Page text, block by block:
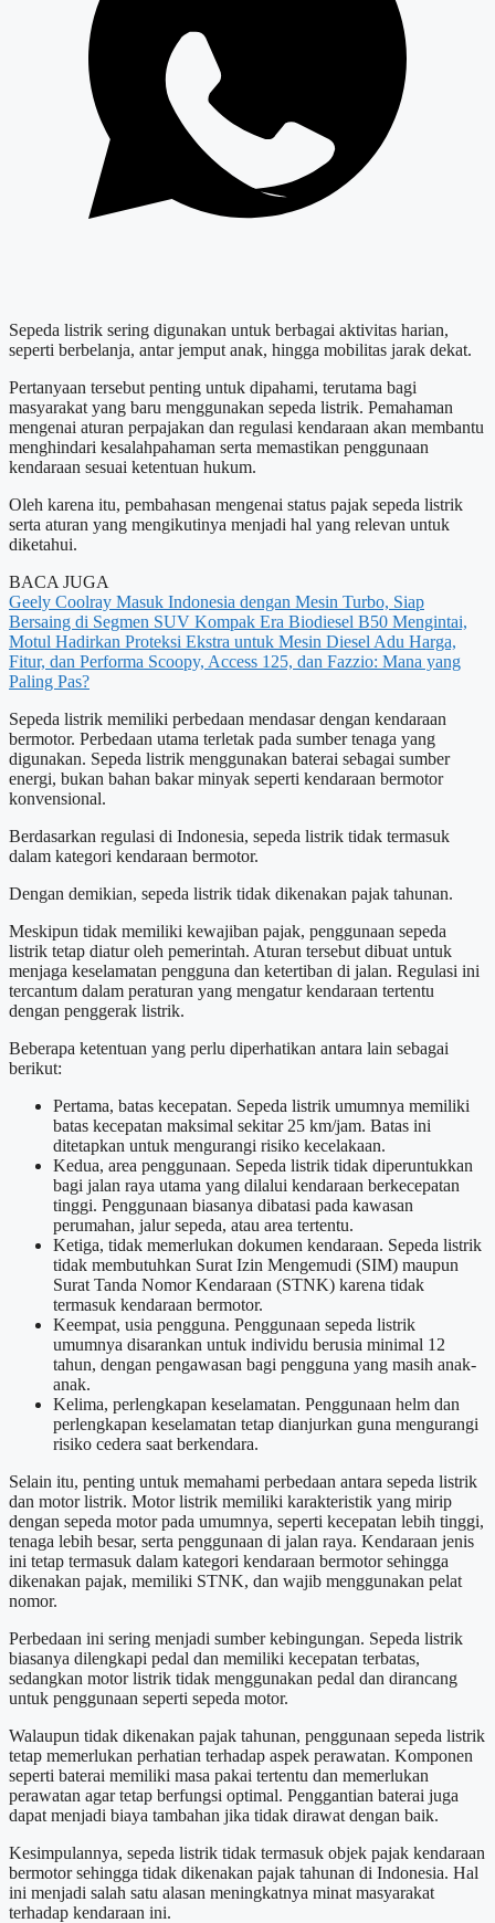
Sepeda listrik sering digunakan untuk berbagai aktivitas harian,
seperti berbelanja, antar jemput anak, hingga mobilitas jarak dekat.
Pertanyaan tersebut penting untuk dipahami, terutama bagi
masyarakat yang baru menggunakan sepeda listrik. Pemahaman
mengenai aturan perpajakan dan regulasi kendaraan akan membantu
menghindari kesalahpahaman serta memastikan penggunaan
kendaraan sesuai ketentuan hukum.
Oleh karena itu, pembahasan mengenai status pajak sepeda listrik
serta aturan yang mengikutinya menjadi hal yang relevan untuk
diketahui.
BACA JUGA
Geely Coolray Masuk Indonesia dengan Mesin Turbo, Siap
Bersaing di Segmen SUV Kompak Era Biodiesel B50 Mengintai,
Motul Hadirkan Proteksi Ekstra untuk Mesin Diesel Adu Harga,
Fitur, dan Performa Scoopy, Access 125, dan Fazzio: Mana yang
Paling Pas?
Sepeda listrik memiliki perbedaan mendasar dengan kendaraan
bermotor. Perbedaan utama terletak pada sumber tenaga yang
digunakan. Sepeda listrik menggunakan baterai sebagai sumber
energi, bukan bahan bakar minyak seperti kendaraan bermotor
konvensional.
Berdasarkan regulasi di Indonesia, sepeda listrik tidak termasuk
dalam kategori kendaraan bermotor.
Dengan demikian, sepeda listrik tidak dikenakan pajak tahunan.
Meskipun tidak memiliki kewajiban pajak, penggunaan sepeda
listrik tetap diatur oleh pemerintah. Aturan tersebut dibuat untuk
menjaga keselamatan pengguna dan ketertiban di jalan. Regulasi ini
tercantum dalam peraturan yang mengatur kendaraan tertentu
dengan penggerak listrik.
Beberapa ketentuan yang perlu diperhatikan antara lain sebagai
berikut:
Pertama, batas kecepatan. Sepeda listrik umumnya memiliki
batas kecepatan maksimal sekitar 25 km/jam. Batas ini
ditetapkan untuk mengurangi risiko kecelakaan.
Kedua, area penggunaan. Sepeda listrik tidak diperuntukkan
bagi jalan raya utama yang dilalui kendaraan berkecepatan
tinggi. Penggunaan biasanya dibatasi pada kawasan
perumahan, jalur sepeda, atau area tertentu.
Ketiga, tidak memerlukan dokumen kendaraan. Sepeda listrik
tidak membutuhkan Surat Izin Mengemudi (SIM) maupun
Surat Tanda Nomor Kendaraan (STNK) karena tidak
termasuk kendaraan bermotor.
Keempat, usia pengguna. Penggunaan sepeda listrik
umumnya disarankan untuk individu berusia minimal 12
tahun, dengan pengawasan bagi pengguna yang masih anak-
anak.
Kelima, perlengkapan keselamatan. Penggunaan helm dan
perlengkapan keselamatan tetap dianjurkan guna mengurangi
risiko cedera saat berkendara.
Selain itu, penting untuk memahami perbedaan antara sepeda listrik
dan motor listrik. Motor listrik memiliki karakteristik yang mirip
dengan sepeda motor pada umumnya, seperti kecepatan lebih tinggi,
tenaga lebih besar, serta penggunaan di jalan raya. Kendaraan jenis
ini tetap termasuk dalam kategori kendaraan bermotor sehingga
dikenakan pajak, memiliki STNK, dan wajib menggunakan pelat
nomor.
Perbedaan ini sering menjadi sumber kebingungan. Sepeda listrik
biasanya dilengkapi pedal dan memiliki kecepatan terbatas,
sedangkan motor listrik tidak menggunakan pedal dan dirancang
untuk penggunaan seperti sepeda motor.
Walaupun tidak dikenakan pajak tahunan, penggunaan sepeda listrik
tetap memerlukan perhatian terhadap aspek perawatan. Komponen
seperti baterai memiliki masa pakai tertentu dan memerlukan
perawatan agar tetap berfungsi optimal. Penggantian baterai juga
dapat menjadi biaya tambahan jika tidak dirawat dengan baik.
Kesimpulannya, sepeda listrik tidak termasuk objek pajak kendaraan
bermotor sehingga tidak dikenakan pajak tahunan di Indonesia. Hal
ini menjadi salah satu alasan meningkatnya minat masyarakat
terhadap kendaraan ini.